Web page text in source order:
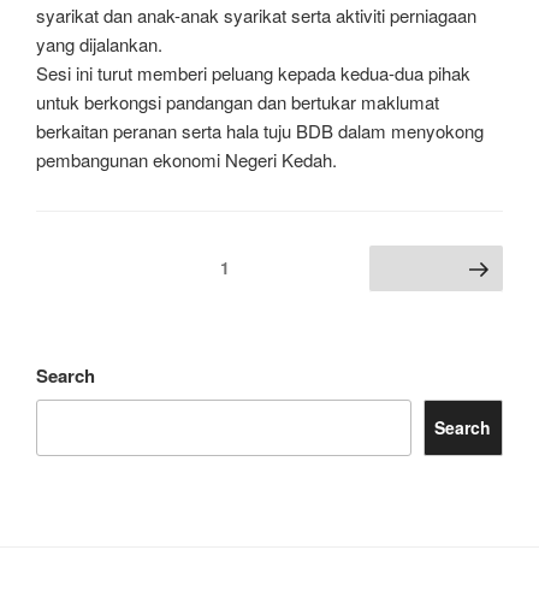
syarikat dan anak-anak syarikat serta aktiviti perniagaan
yang dijalankan.
Sesi ini turut memberi peluang kepada kedua-dua pihak
untuk berkongsi pandangan dan bertukar maklumat
berkaitan peranan serta hala tuju BDB dalam menyokong
pembangunan ekonomi Negeri Kedah.
1
Search
Search